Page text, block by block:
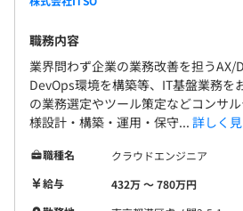
職務内容
業界問わず企業の業務改善を担うAX/
DevOps環境を構築等、IT基盤業務を
の業務選定やツール策定などコンサ
様設計・構築・運用・保守... 詳しく
職種名
クラウドエンジニア
給与
432万 〜 780万円